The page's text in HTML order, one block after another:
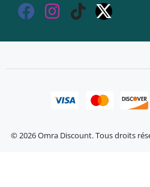
© 2026 Omra Discount. Tous droits